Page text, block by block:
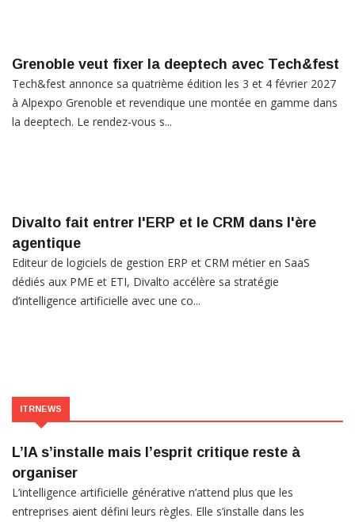
Grenoble veut fixer la deeptech avec Tech&fest
Tech&fest annonce sa quatrième édition les 3 et 4 février 2027
à Alpexpo Grenoble et revendique une montée en gamme dans
la deeptech. Le rendez-vous s...
Divalto fait entrer l'ERP et le CRM dans l'ère
agentique
Editeur de logiciels de gestion ERP et CRM métier en SaaS
dédiés aux PME et ETI, Divalto accélère sa stratégie
d’intelligence artificielle avec une co...
ITRNEWS
L’IA s’installe mais l’esprit critique reste à
organiser
L’intelligence artificielle générative n’attend plus que les
entreprises aient défini leurs règles. Elle s’installe dans les